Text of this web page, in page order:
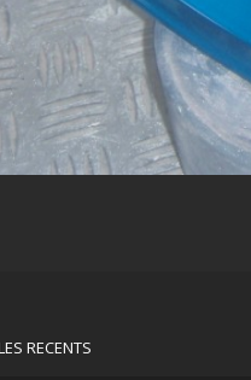
RECENTS